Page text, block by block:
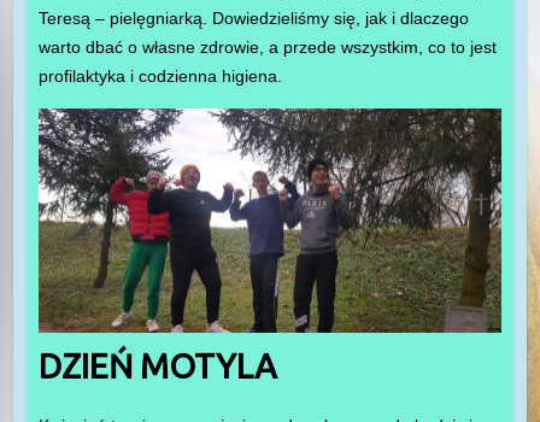
Teresą – pielęgniarką. Dowiedzieliśmy się, jak i dlaczego
warto dbać o własne zdrowie, a przede wszystkim, co to jest
profilaktyka i codzienna higiena.
DZIEŃ MOTYLA